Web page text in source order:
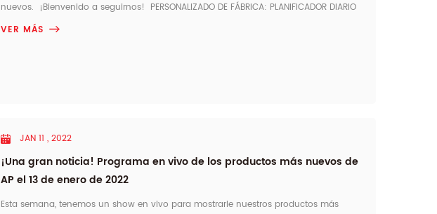
nuevos. ¡Bienvenido a seguirnos! PERSONALIZADO DE FÁBRICA: PLANIFICADOR DIARIO
DE CUADERNO CON CUBIERTA DE DENIM en hora de Beijing: 08:30-
VER MÁS
JAN 11 , 2022
¡Una gran noticia! Programa en vivo de los productos más nuevos de
AP el 13 de enero de 2022
Esta semana, tenemos un show en vivo para mostrarle nuestros productos más